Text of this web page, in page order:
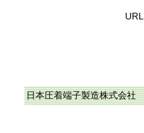
URL
日本圧着端子製造株式会社